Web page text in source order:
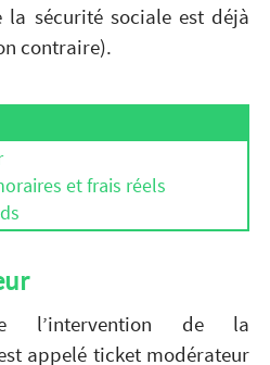
sécurité sociale est déjà
contraire).
et frais réels
l’intervention de la
appelé ticket modérateur